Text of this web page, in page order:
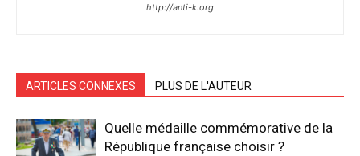
http://anti-k.org
ARTICLES CONNEXES PLUS DE L'AUTEUR
Quelle médaille commémorative de la
République française choisir ?